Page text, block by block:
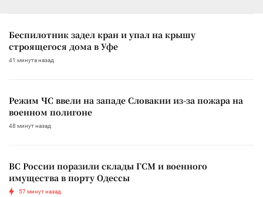
Беспилотник задел кран и упал на крышу
строящегося дома в Уфе
41 минута назад
Режим ЧС ввели на западе Словакии из-за пожара на
военном полигоне
48 минут назад
ВС России поразили склады ГСМ и военного
имущества в порту Одессы
57 минут назад